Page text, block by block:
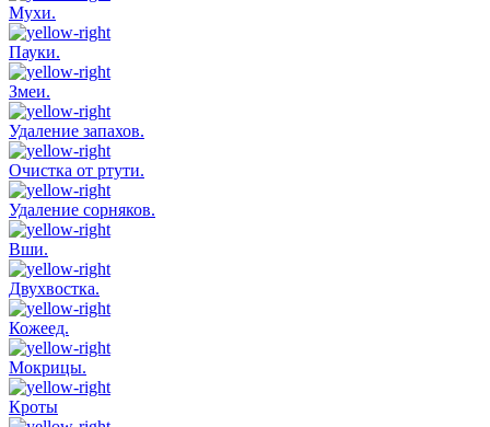
Мухи.
Пауки.
Змеи.
Удаление запахов.
Очистка от ртути.
Удаление сорняков.
Вши.
Двухвостка.
Кожеед.
Мокрицы.
Кроты